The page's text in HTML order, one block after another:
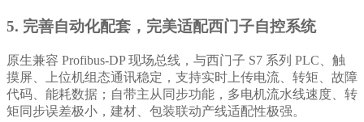
5. 完善自动化配套，完美适配西门子自控系统
原生兼容 Profibus-DP 现场总线，与西门子 S7 系列 PLC、触
摸屏、上位机组态通讯稳定，支持实时上传电流、转矩、故障
代码、能耗数据；自带主从同步功能，多电机流水线速度、转
矩同步误差极小，建材、包装联动产线适配性极强。